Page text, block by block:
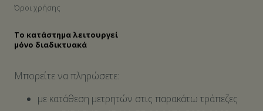
Όροι χρήσης
Το κατάστημα λειτουργεί
μόνο διαδικτυακά
Μπορείτε να πληρώσετε:
με κατάθεση μετρητών στις παρακάτω τράπεζες